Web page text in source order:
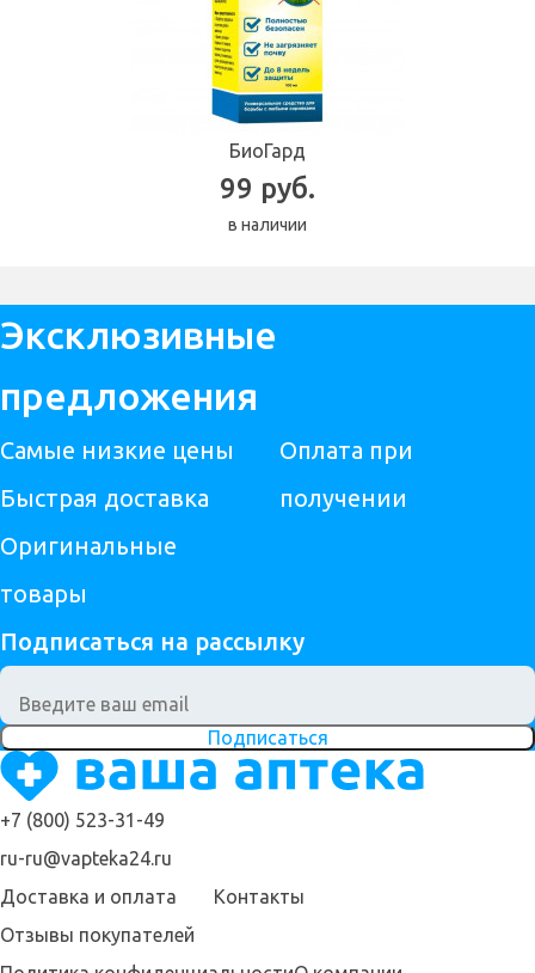
БиоГард
99 руб.
в наличии
Эксклюзивные
предложения
Самые низкие цены
Быстрая доставка
Оригинальные
товары
Оплата при
получении
Подписаться на рассылку
Подписаться
+7 (800) 523-31-49
ru-ru@vapteka24.ru
Доставка и оплата
Отзывы покупателей
Контакты